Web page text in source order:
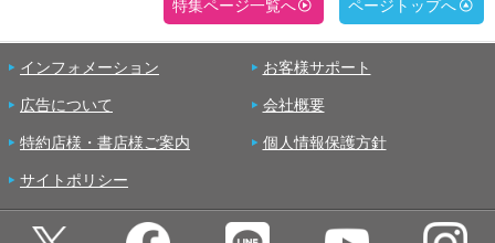
特集ページ一覧へ ページトップへ
インフォメーション お客様サポート
広告について 会社概要
特約店様・書店様ご案内 個人情報保護方針
サイトポリシー